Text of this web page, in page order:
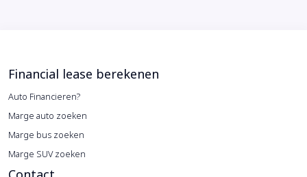
Financial lease berekenen
Auto Financieren?
Marge auto zoeken
Marge bus zoeken
Marge SUV zoeken